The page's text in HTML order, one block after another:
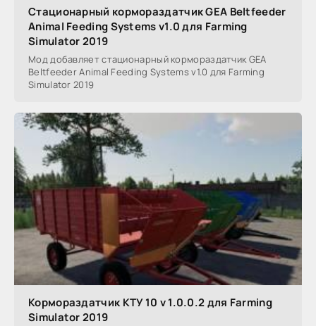
Стационарный кормораздатчик GEA Beltfeeder
Animal Feeding Systems v1.0 для Farming
Simulator 2019
Мод добавляет стационарный кормораздатчик GEA
Beltfeeder Animal Feeding Systems v1.0 для Farming
Simulator 2019
Кормораздатчик КТУ 10 v 1.0.0.2 для Farming
Simulator 2019